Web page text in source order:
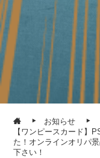
お知らせ
【ワンピースカード】
た！オンラインオリパ
下さい！